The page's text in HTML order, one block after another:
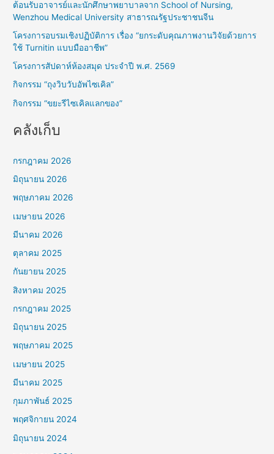
c
h
f
:
ต้อนรับอาจารย์และนักศึกษาพยาบาลจาก School of Nursing,
Wenzhou Medical University สาธารณรัฐประชาชนจีน
โครงการอบรมเชิงปฏิบัติการ เรื่อง “ยกระดับคุณภาพงานวิจัยด้วยการ
ใช้ Turnitin แบบมืออาชีพ”
โครงการสัปดาห์ห้องสมุด ประจำปี พ.ศ. 2569
กิจกรรม “ถุงวิบวับอัพไซเคิล”
กิจกรรม “ขยะรีไซเคิลแลกของ”
คลังเก็บ
กรกฎาคม 2026
มิถุนายน 2026
พฤษภาคม 2026
เมษายน 2026
มีนาคม 2026
ตุลาคม 2025
กันยายน 2025
สิงหาคม 2025
กรกฎาคม 2025
มิถุนายน 2025
พฤษภาคม 2025
เมษายน 2025
มีนาคม 2025
กุมภาพันธ์ 2025
พฤศจิกายน 2024
มิถุนายน 2024